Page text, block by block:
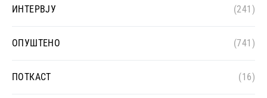
ИНТЕРВЈУ (241)
ОПУШТЕНО (741)
ПОТКАСТ (16)